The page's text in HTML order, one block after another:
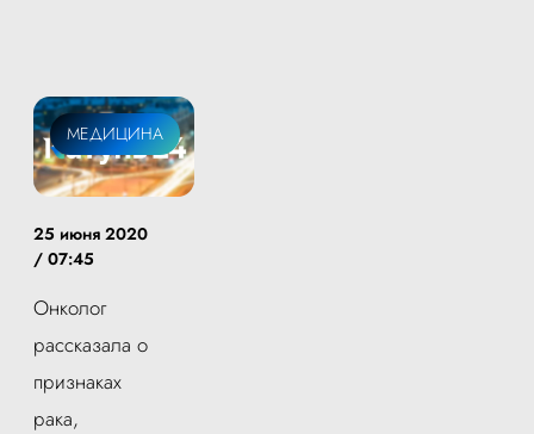
МЕДИЦИНА
25 июня 2020
/ 07:45
Онколог
рассказала о
признаках
рака,